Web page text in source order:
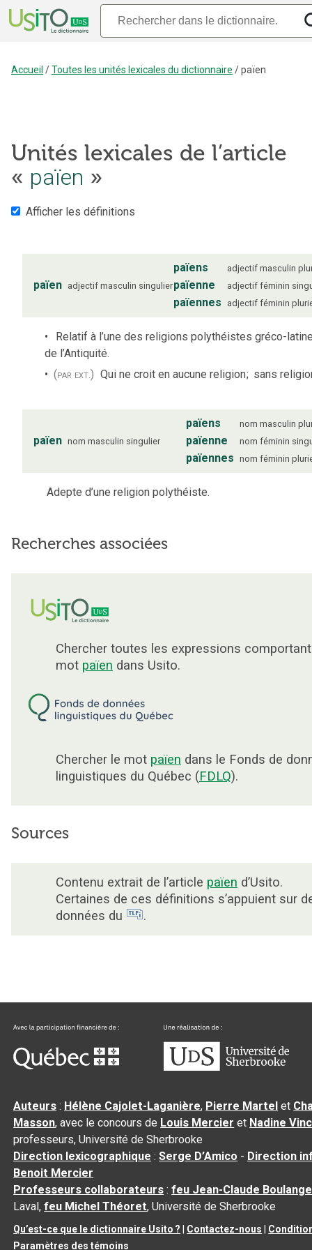
Accueil /Toutes les unités lexicales du dictionnaire /païen
Unités lexicales de l’article
« païen »
Afficher les définitions
païen adjectif masculin singulier
païens adjectif masculin
païenne adjectif féminin
païennes adjectif féminin
Relatif à l’une des religions polythéistes gréco-
de l’Antiquité.
(par ext.) Qui ne croit en aucune religion; sans
païen nom masculin singulier
païens nom masculin
païenne nom féminin
païennes nom féminin
Adepte d’une religion polythéiste.
Recherches associées
Chercher toutes les expressions
mot païen dans Usito.
Chercher le mot païen dans le Fonds de
linguistiques du Québec (FDLQ).
Sources
Contenu extrait de l’article païen d’Usito.
Certaines de ces définitions s’appuient sur
données du
.
Auteurs : Hélène Cajolet-Laganière, Pierre Martel et
Masson, avec le concours de Louis Mercier et Nadine
professeurs, Université de Sherbrooke
Direction lexicographique :Serge D’Amico - Direction
Benoit Mercier
Professeurs collaborateurs :feu Jean-Claude
Laval,feu Michel Théoret, Université de Sherbrooke
Qu’est-ce que le dictionnaire Usito ? Contactez-nous
Paramètres des témoins